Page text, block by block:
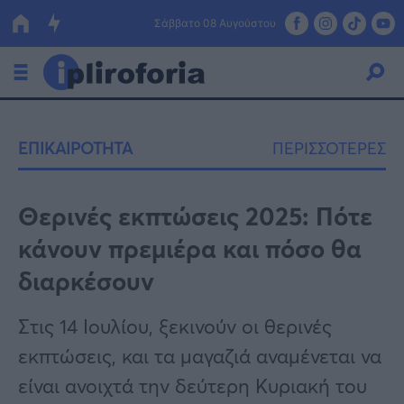
Σάββατο 08 Αυγούστου
Οικονομία
Πολιτική
Τράπεζες
Επιδοτήσεις
ΕΣΠΑ
Κόσμος
Lifestyle
Αθλητικά
ΕΠΙΚΑΙΡΟΤΗΤΑ ΠΕΡΙΣΣΟΤΕΡΕΣ
Θερινές εκπτώσεις 2025: Πότε
κάνουν πρεμιέρα και πόσο θα
διαρκέσουν
Στις 14 Ιουλίου, ξεκινούν οι θερινές
εκπτώσεις, και τα μαγαζιά αναμένεται να
είναι ανοιχτά την δεύτερη Κυριακή του